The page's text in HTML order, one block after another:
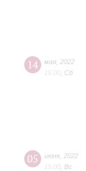
14 мая 2022
15:00 Сб
05 июня 2022
15:00 Вс